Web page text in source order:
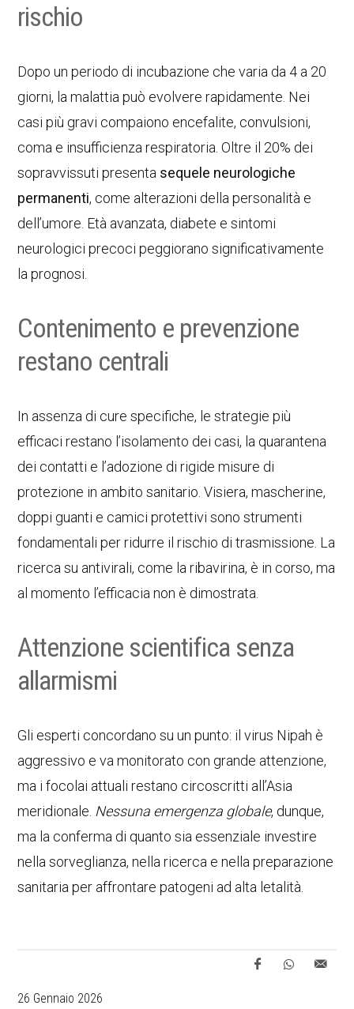
rischio
Dopo un periodo di incubazione che varia da 4 a 20
giorni, la malattia può evolvere rapidamente. Nei
casi più gravi compaiono encefalite, convulsioni,
coma e insufficienza respiratoria. Oltre il 20% dei
sopravvissuti presenta sequele neurologiche
permanenti, come alterazioni della personalità e
dell’umore. Età avanzata, diabete e sintomi
neurologici precoci peggiorano significativamente
la prognosi.
Contenimento e prevenzione
restano centrali
In assenza di cure specifiche, le strategie più
efficaci restano l’isolamento dei casi, la quarantena
dei contatti e l’adozione di rigide misure di
protezione in ambito sanitario. Visiera, mascherine,
doppi guanti e camici protettivi sono strumenti
fondamentali per ridurre il rischio di trasmissione. La
ricerca su antivirali, come la ribavirina, è in corso, ma
al momento l’efficacia non è dimostrata.
Attenzione scientifica senza
allarmismi
Gli esperti concordano su un punto: il virus Nipah è
aggressivo e va monitorato con grande attenzione,
ma i focolai attuali restano circoscritti all’Asia
meridionale. Nessuna emergenza globale, dunque,
ma la conferma di quanto sia essenziale investire
nella sorveglianza, nella ricerca e nella preparazione
sanitaria per affrontare patogeni ad alta letalità.
26 Gennaio 2026